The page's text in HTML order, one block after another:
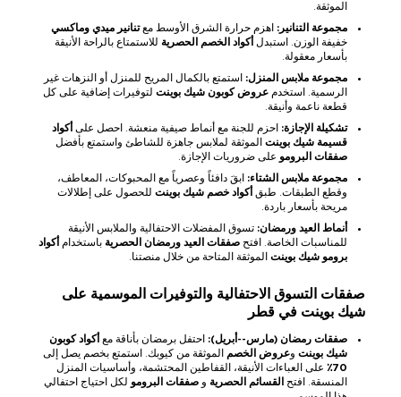
الموثقة.
مجموعة التنانير: اهزم حرارة الشرق الأوسط معتنانير ميدي وماكسي
خفيفة الوزن. استبدل أكواد الخصم الحصرية للاستمتاع بالراحة الأنيقة
بأسعار معقولة.
مجموعة ملابس المنزل: استمتع بالكمال المريح للمنزل أو النزهات غير
الرسمية. استخدم عروض كوبون شيك بوينت لتوفيرات إضافية على كل
قطعة ناعمة وأنيقة.
تشكيلة الإجازة: احزم للجنة مع أنماط صيفية منعشة. احصل على أكواد
قسيمة شيك بوينت الموثقة لملابس جاهزة للشاطئ واستمتع بأفضل
صفقات البرومو على ضروريات الإجازة.
مجموعة ملابس الشتاء: ابقَ دافئاً وعصرياً مع المحبوكات، المعاطف،
وقطع الطبقات. طبق أكواد خصم شيك بوينت للحصول على إطلالات
مريحة بأسعار باردة.
أنماط العيد ورمضان: تسوق المفضلات الاحتفالية والملابس الأنيقة
للمناسبات الخاصة. افتح صفقات العيد ورمضان الحصرية باستخدام أكواد
برومو شيك بوينت الموثقة المتاحة من خلال منصتنا.
صفقات التسوق الاحتفالية والتوفيرات الموسمية على
شيك بوينت في قطر
صفقات رمضان (مارس--أبريل): احتفل برمضان بأناقة مع أكواد كوبون
شيك بوينت وعروض الخصم الموثقة من كيوبك. استمتع بخصم يصل إلى
70٪
على العباءات الأنيقة، القفاطين المحتشمة، وأساسيات المنزل
المنسقة. افتح
القسائم الحصرية و صفقات البرومو لكل احتياج احتفالي